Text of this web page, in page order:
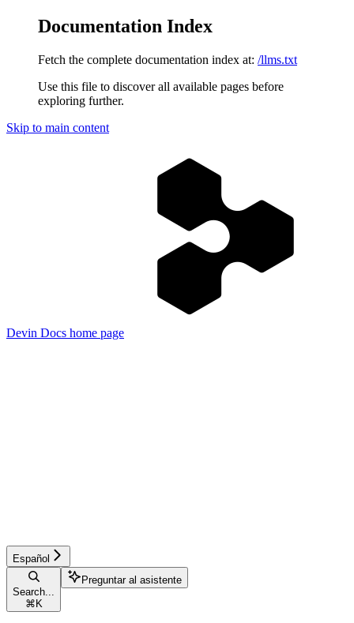
Documentation Index
Fetch the complete documentation index at: /llms.txt
Use this file to discover all available pages before
exploring further.
Skip to main content
Devin Docs home page
Español
Search...
⌘ K
Preguntar al asistente